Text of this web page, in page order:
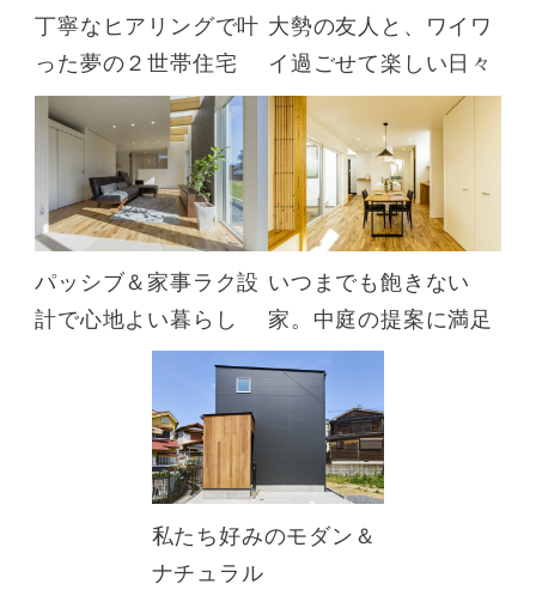
丁寧なヒアリングで叶
った夢の２世帯住宅
大勢の友人と、ワイワ
イ過ごせて楽しい日々
パッシブ＆家事ラク設
計で心地よい暮らし
いつまでも飽きない
家。中庭の提案に満足
私たち好みのモダン＆
ナチュラル